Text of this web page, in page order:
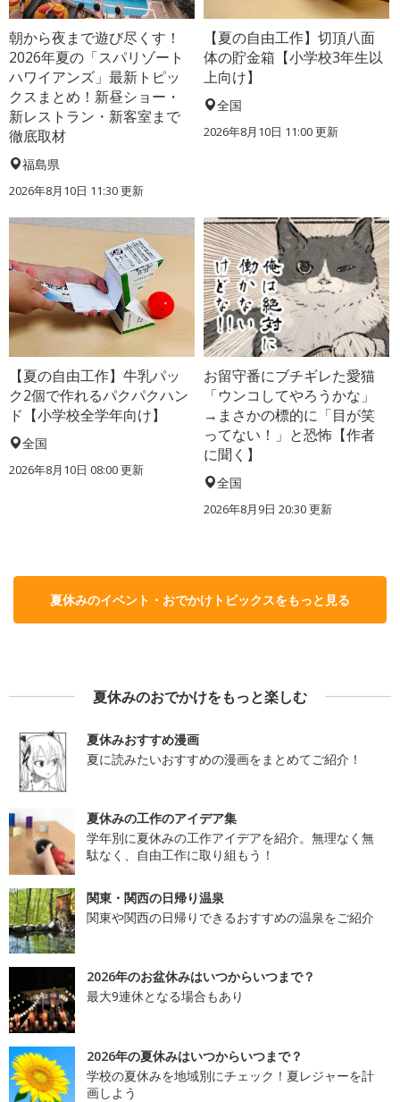
朝から夜まで遊び尽くす！
2026年夏の「スパリゾート
ハワイアンズ」最新トピッ
クスまとめ！新昼ショー・
新レストラン・新客室まで
徹底取材
福島県
2026年8月10日 11:30更新
【夏の自由工作】切頂八面
体の貯金箱【小学校3年生以
上向け】
全国
2026年8月10日 11:00更新
【夏の自由工作】牛乳パッ
ク2個で作れるパクパクハン
ド【小学校全学年向け】
全国
2026年8月10日 08:00更新
お留守番にブチギレた愛猫
「ウンコしてやろうかな」
→まさかの標的に「目が笑
ってない！」と恐怖【作者
に聞く】
全国
2026年8月9日 20:30更新
夏休みのイベント・おでかけトピックスをもっと見る
夏休みのおでかけをもっと楽しむ
夏休みおすすめ漫画
夏に読みたいおすすめの漫画をまとめてご紹介！
夏休みの工作のアイデア集
学年別に夏休みの工作アイデアを紹介。無理なく無
駄なく、自由工作に取り組もう！
関東・関西の日帰り温泉
関東や関西の日帰りできるおすすめの温泉をご紹介
2026年のお盆休みはいつからいつまで？
最大9連休となる場合もあり
2026年の夏休みはいつからいつまで？
学校の夏休みを地域別にチェック！夏レジャーを計
画しよう